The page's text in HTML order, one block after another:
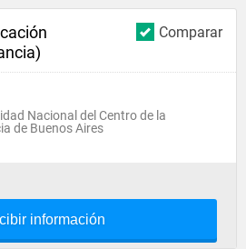
Comparar
Nacional del Centro de la
de Buenos Aires
información